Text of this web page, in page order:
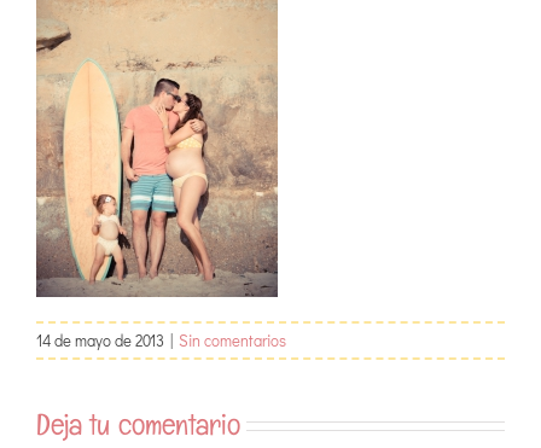
14 de mayo de 2013 | Sin comentarios
Deja tu comentario